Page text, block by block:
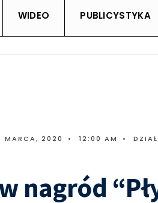
WIDEO PUBLICYSTYKA
MARCA, 2020 • 12:00 AM •
nagród